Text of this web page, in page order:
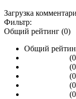
Загрузка
Фильтр:
Общий рейтинг (0)
Общий